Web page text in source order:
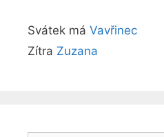
Svátek má Vavřinec
Zítra Zuzana